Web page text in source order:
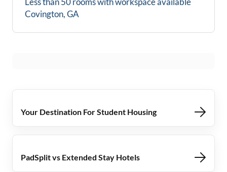
Covington, GA
Your Destination For Student Housing
PadSplit vs Extended Stay Hotels